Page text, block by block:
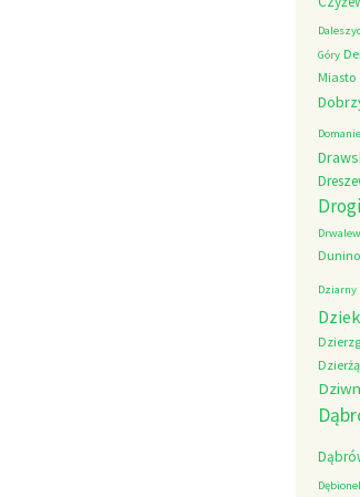
Góry
Miasto
Drwalew
Dziarny